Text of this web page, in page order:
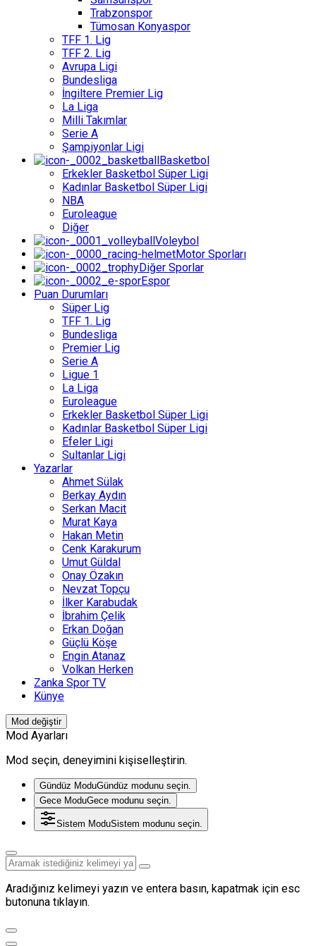
Trabzonspor
Tümosan Konyaspor
TFF 1. Lig
TFF 2. Lig
Avrupa Ligi
Bundesliga
İngiltere Premier Lig
La Liga
Milli Takımlar
Serie A
Şampiyonlar Ligi
Basketbol
Erkekler Basketbol Süper Ligi
Kadınlar Basketbol Süper Ligi
NBA
Euroleague
Diğer
Voleybol
Motor Sporları
Diğer Sporlar
Espor
Puan Durumları
Süper Lig
TFF 1. Lig
Bundesliga
Premier Lig
Serie A
Ligue 1
La Liga
Euroleague
Erkekler Basketbol Süper Ligi
Kadınlar Basketbol Süper Ligi
Efeler Ligi
Sultanlar Ligi
Yazarlar
Ahmet Sülak
Berkay Aydın
Serkan Macit
Murat Kaya
Hakan Metin
Cenk Karakurum
Umut Güldal
Onay Özakın
Nevzat Topçu
İlker Karabudak
İbrahim Çelik
Erkan Doğan
Güçlü Köşe
Engin Atanaz
Volkan Herken
Zanka Spor TV
Künye
Mod değiştir
Mod Ayarları
Mod seçin, deneyimini kişiselleştirin.
Gündüz ModuGündüz modunu seçin.
Gece ModuGece modunu seçin.
Sistem ModuSistem modunu seçin.
Aradığınız kelimeyi yazın ve entera basın, kapatmak için esc
butonuna tıklayın.